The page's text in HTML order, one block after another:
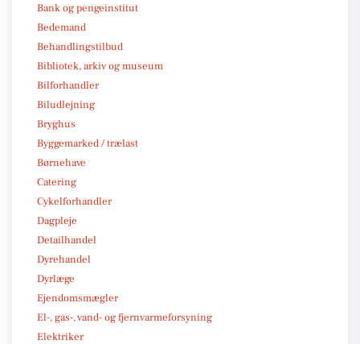
Bank og pengeinstitut
Bedemand
Behandlingstilbud
Bibliotek, arkiv og museum
Bilforhandler
Biludlejning
Bryghus
Byggemarked / trælast
Børnehave
Catering
Cykelforhandler
Dagpleje
Detailhandel
Dyrehandel
Dyrlæge
Ejendomsmægler
El-, gas-, vand- og fjernvarmeforsyning
Elektriker